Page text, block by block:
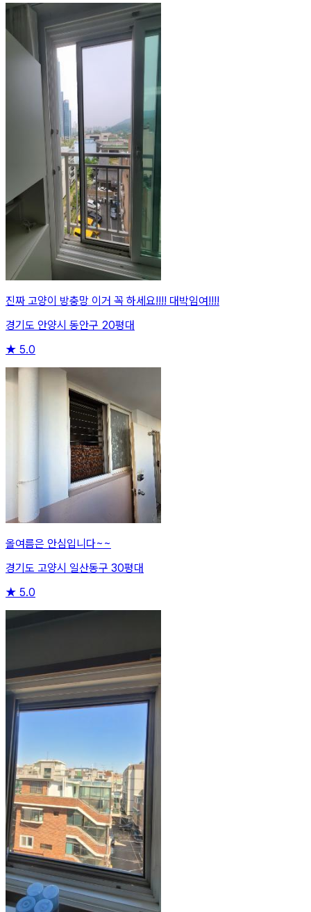
진짜 고양이 방충망 이거 꼭 하세요!!!! 대박임여!!!!
경기도 안양시 동안구 20평대
★ 5.0
올여름은 안심입니다~~
경기도 고양시 일산동구 30평대
★ 5.0